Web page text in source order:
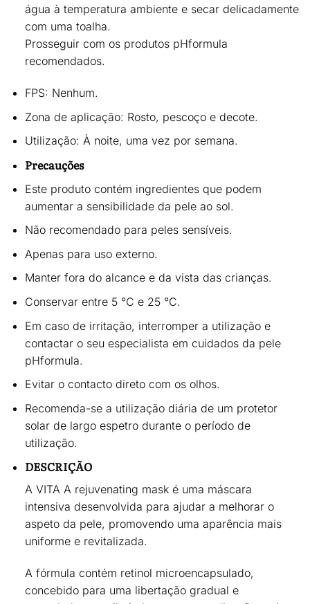
água à temperatura ambiente e secar delicadamente
com uma toalha.
Prosseguir com os produtos pHformula
recomendados.
FPS: Nenhum.
Zona de aplicação: Rosto, pescoço e decote.
Utilização: À noite, uma vez por semana.
Precauções
Este produto contém ingredientes que podem
aumentar a sensibilidade da pele ao sol.
Não recomendado para peles sensíveis.
Apenas para uso externo.
Manter fora do alcance e da vista das crianças.
Conservar entre 5 °C e 25 °C.
Em caso de irritação, interromper a utilização e
contactar o seu especialista em cuidados da pele
pHformula.
Evitar o contacto direto com os olhos.
Recomenda-se a utilização diária de um protetor
solar de largo espetrodurante o período de
utilização.
DESCRIÇÃO
A VITA A rejuvenating maské uma máscara
intensiva desenvolvida para ajudar a melhorar o
aspeto da pele, promovendo uma aparência mais
uniforme e revitalizada.
A fórmula contém retinol microencapsulado,
concebido para uma libertação gradual e